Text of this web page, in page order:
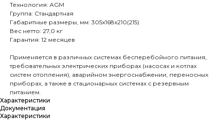
Технология: AGM
Группа: Стандартная
Габаритные размеры, мм: 305x168x210(215)
Вес нетто: 27,0 кг
Гарантия: 12 месяцев
Применяется в различных системах бесперебойного питания,
требовательных электрических приборах (насосах и котлах
систем отопления), аварийном энергоснабжении, переносных
приборах, а также в стационарных системах с резервным
питанием.
Характеристики
Документация
Характеристики